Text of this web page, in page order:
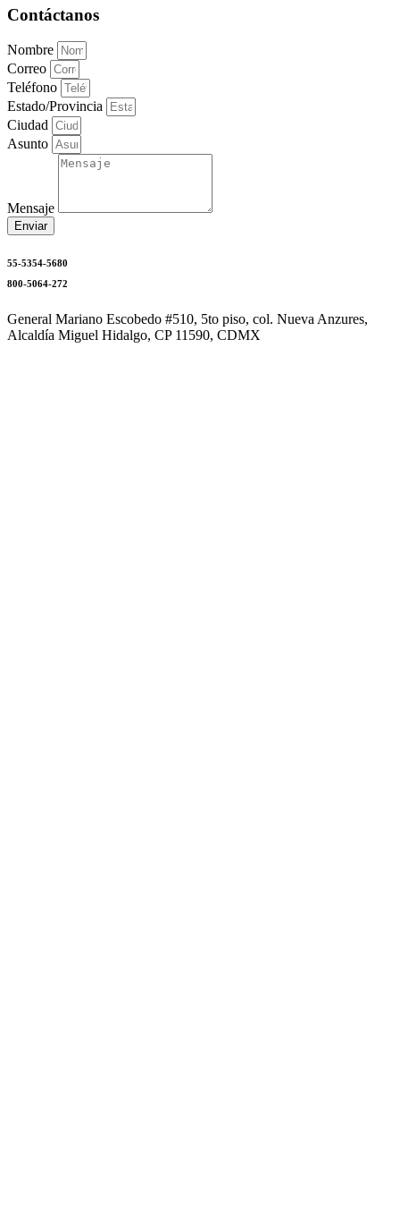
Contáctanos
Nombre
Correo
Teléfono
Estado/Provincia
Ciudad
Asunto
Mensaje
Enviar
55-5354-5680
800-5064-272
General Mariano Escobedo #510, 5to piso, col. Nueva Anzures,
Alcaldía Miguel Hidalgo, CP 11590, CDMX